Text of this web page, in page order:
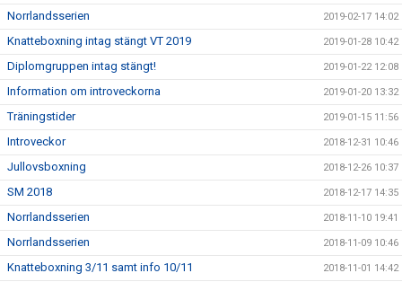
Norrlandsserien 2019-02-17 14:02
Knatteboxning intag stängt VT 2019 2019-01-28 10:42
Diplomgruppen intag stängt! 2019-01-22 12:08
Information om introveckorna 2019-01-20 13:32
Träningstider 2019-01-15 11:56
Introveckor 2018-12-31 10:46
Jullovsboxning 2018-12-26 10:37
SM 2018 2018-12-17 14:35
Norrlandsserien 2018-11-10 19:41
Norrlandsserien 2018-11-09 10:46
Knatteboxning 3/11 samt info 10/11 2018-11-01 14:42